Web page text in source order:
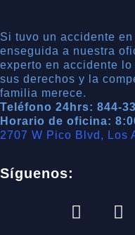
Si tuvo un accidente
enseguida a nuestra
experto en accidente
sus derechos y la
familia merece.
Teléfono 24hrs: 844-
Horario de oficina:
2707 W Pico Blvd, Los
Síguenos: